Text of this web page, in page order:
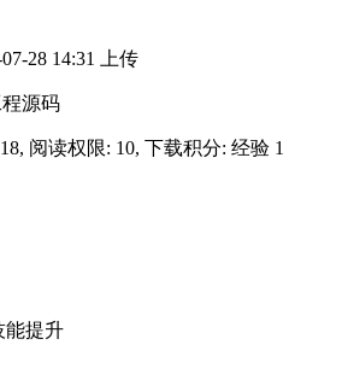
28 14:31 上传
源码
阅读权限: 10, 下载积分: 经验 1
能提升